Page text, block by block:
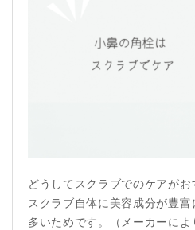
どうしてスクラブでのケアがお
スクラブ自体に美容成分が豊
多いためです。（メーカーによ